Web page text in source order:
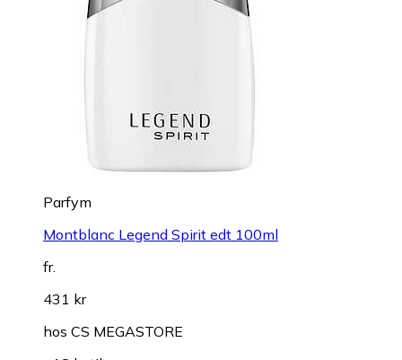
Parfym
Montblanc Legend Spirit edt 100ml
fr.
431 kr
hos CS MEGASTORE